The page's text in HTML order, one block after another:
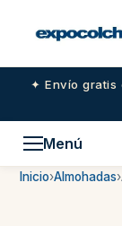
✦ Envío gratis
Menú
Inicio›Almohadas›